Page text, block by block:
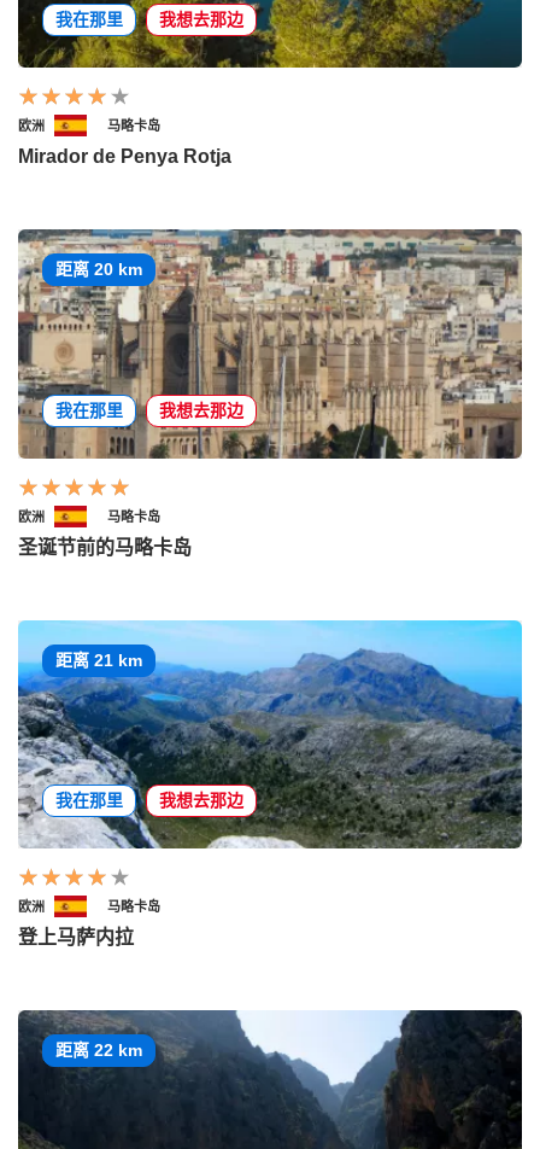
我在那里 我想去那边
欧洲 马略卡岛
Mirador de Penya Rotja
距离 20 km
我在那里 我想去那边
欧洲 马略卡岛
圣诞节前的马略卡岛
距离 21 km
我在那里 我想去那边
欧洲 马略卡岛
登上马萨内拉
距离 22 km